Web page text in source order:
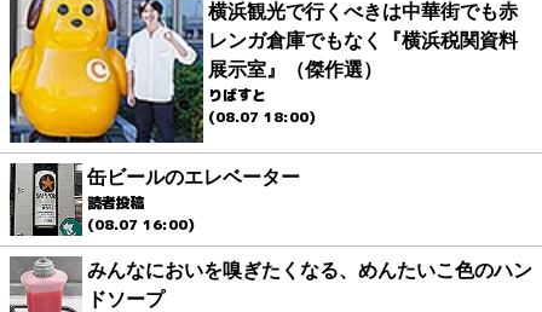
横浜観光で行くべきは中華街でも赤
レンガ倉庫でもなく『横浜税関資料
展示室』（傑作選）
りばすと
(08.07 18:00)
缶ビールのエレベーター
読者投稿
(08.07 16:00)
みんなにおいを嗅ぎたくなる、めんたいこ色のハン
ドソープ